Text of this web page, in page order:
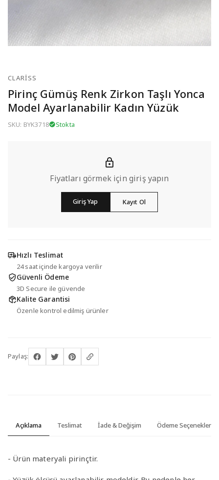
CLARISS
Pirinç Gümüş Renk Zirkon Taşlı Yonca
Model Ayarlanabilir Kadın Yüzük
SKU: BYK3718 Stokta
Fiyatları görmek için giriş yapın
Giriş Yap Kayıt Ol
Hızlı Teslimat
24 saat içinde kargoya verilir
Güvenli Ödeme
3D Secure ile güvende
Kalite Garantisi
Özenle kontrol edilmiş ürünler
Paylaş:
Açıklama Teslimat İade & Değişim Ödeme Seçenekleri
- Ürün materyali pirinçtir.